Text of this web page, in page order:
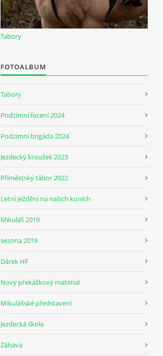
Tabory
FOTOALBUM
Tabory
Podzimní focení 2024
Podzimní brigáda 2024
Jezdecký kroužek 2023
Příměstský tábor 2022
Letní ježdění na našich koních
Mikuláš 2019
sezona 2019
Dárek HF
Nový překážkový material
Mikulášské představení
Jezdecká škola
Zábava